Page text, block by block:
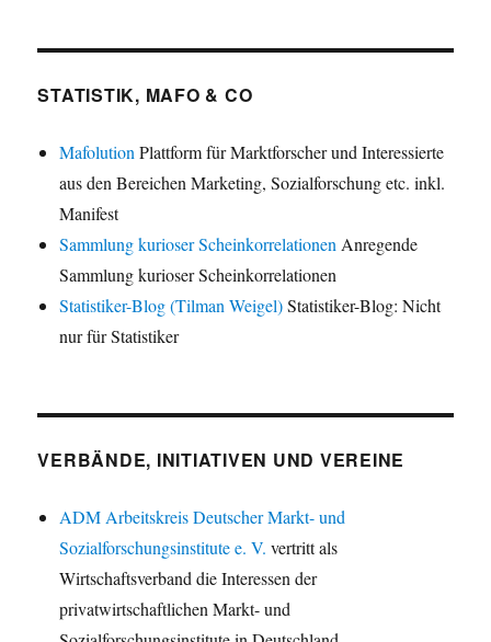
STATISTIK, MAFO & CO
Mafolution Plattform für Marktforscher und Interessierte
aus den Bereichen Marketing, Sozialforschung etc. inkl.
Manifest
Sammlung kurioser Scheinkorrelationen Anregende
Sammlung kurioser Scheinkorrelationen
Statistiker-Blog (Tilman Weigel)Statistiker-Blog: Nicht
nur für Statistiker
VERBÄNDE, INITIATIVEN UND VEREINE
ADM Arbeitskreis Deutscher Markt- und
Sozialforschungsinstitute e. V. vertritt als
Wirtschaftsverband die Interessen der
privatwirtschaftlichen Markt- und